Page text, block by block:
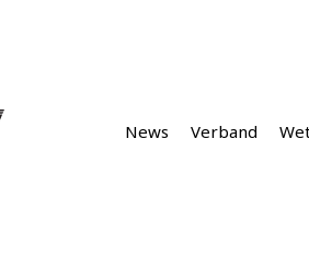
News Verband